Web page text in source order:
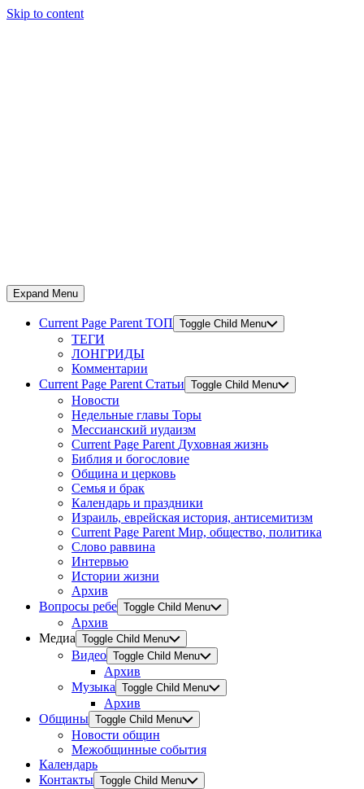
Skip to content
Expand Menu
Current Page Parent ТОП Toggle Child Menu
ТЕГИ
ЛОНГРИДЫ
Комментарии
Current Page Parent Статьи Toggle Child Menu
Новости
Недельные главы Торы
Мессианский иудаизм
Current Page Parent Духовная жизнь
Библия и богословие
Община и церковь
Семья и брак
Календарь и праздники
Израиль, еврейская история, антисемитизм
Current Page Parent Мир, общество, политика
Слово раввина
Интервью
Истории жизни
Архив
Вопросы ребе Toggle Child Menu
Архив
Медиа Toggle Child Menu
Видео Toggle Child Menu
Архив
Музыка Toggle Child Menu
Архив
Общины Toggle Child Menu
Новости общин
Межобщинные события
Календарь
Контакты Toggle Child Menu